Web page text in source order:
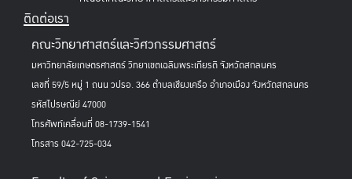
ติดต่อเรา
คณะวิทยาศาสตร์และวิศวกรรมศาสตร์
มหาวิทยาลัยเกษตรศาสตร์ วิทยาเขตเฉลิมพระเกียรติ จังหวัดสกลนคร
เลขที่ 59/5 หมู่ 1 ถนน วปรอ. 366 ตำบลเชียงเครือ อำเภอเมือง จังหวัดสกลนคร
รหัสไปรษณีย์ 47000
โทรศัพท์เคลื่อนที่ 08-1739-1541
โทรสาร 042-725-034